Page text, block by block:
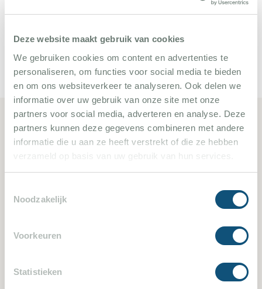
Deze website maakt gebruik van cookies
We gebruiken cookies om content en advertenties te
personaliseren, om functies voor social media te bieden
en om ons websiteverkeer te analyseren. Ook delen we
informatie over uw gebruik van onze site met onze
partners voor social media, adverteren en analyse. Deze
partners kunnen deze gegevens combineren met andere
informatie die u aan ze heeft verstrekt of die ze hebben
verzameld op basis van uw gebruik van hun services.
Noodzakelijk
Voorkeuren
Statistieken
Stadt ist sowieso ein Erlebnis.
Lesen Sie unsere Blogberichte
Ähnliche Ferienvillen